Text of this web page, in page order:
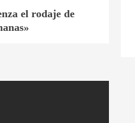
el rodaje de